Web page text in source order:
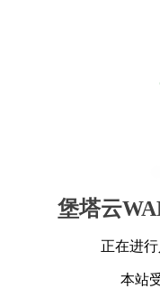
堡塔云
正在进
本站